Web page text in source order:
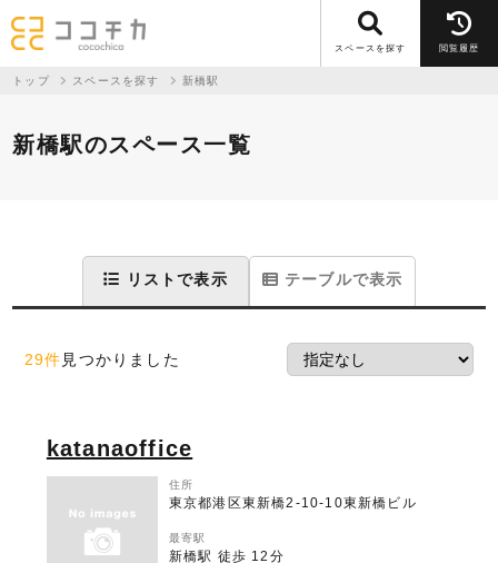
スペースを探す 閲覧履歴
トップ スペースを探す 新橋駅
新橋駅のスペース一覧
リストで表示 テーブルで表示
29件 見つかりました
katanaoffice
住所
東京都港区東新橋2-10-10東新橋ビル
最寄駅
新橋駅 徒歩 12分